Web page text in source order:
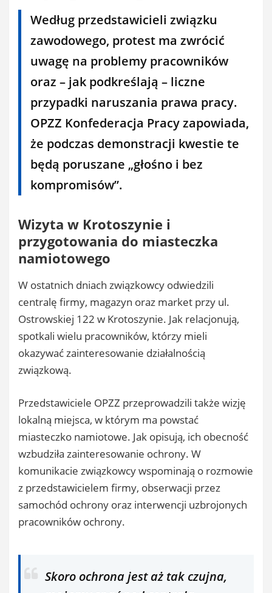
Według przedstawicieli związku
zawodowego, protest ma zwrócić
uwagę na problemy pracowników
oraz – jak podkreślają – liczne
przypadki naruszania prawa pracy.
OPZZ Konfederacja Pracy zapowiada,
że podczas demonstracji kwestie te
będą poruszane „głośno i bez
kompromisów”.
Wizyta w Krotoszynie i
przygotowania do miasteczka
namiotowego
W ostatnich dniach związkowcy odwiedzili
centralę firmy, magazyn oraz market przy ul.
Ostrowskiej 122 w Krotoszynie. Jak relacjonują,
spotkali wielu pracowników, którzy mieli
okazywać zainteresowanie działalnością
związkową.
Przedstawiciele OPZZ przeprowadzili także wizję
lokalną miejsca, w którym ma powstać
miasteczko namiotowe. Jak opisują, ich obecność
wzbudziła zainteresowanie ochrony. W
komunikacie związkowcy wspominają o rozmowie
z przedstawicielem firmy, obserwacji przez
samochód ochrony oraz interwencji uzbrojonych
pracowników ochrony.
Skoro ochrona jest aż tak czujna,